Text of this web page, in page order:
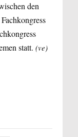
den
statt. (ve)